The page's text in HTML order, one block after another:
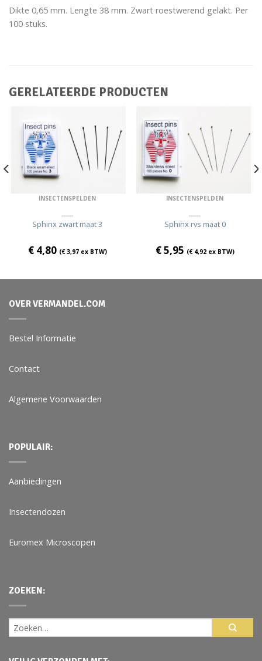
Dikte 0,65 mm. Lengte 38 mm. Zwart roestwerend gelakt. Per
100 stuks.
GERELATEERDE PRODUCTEN
INSECTENSPELDEN
Sphinx zwart maat 3
€4,80 (€3,97ex BTW)
INSECTENSPELDEN
Sphinx rvs maat 0
€5,95 (€4,92ex BTW)
OVER VERMANDEL.COM
Bestel Informatie
Contact
Algemene Voorwaarden
POPULAIR:
Aanbiedingen
Insectendozen
Euromex Microscopen
ZOEKEN: